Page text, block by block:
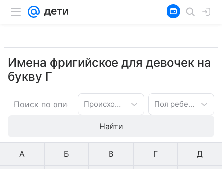
Имена фригийское для девочек на
букву Г
Происхождение имени Пол ребенка
Найти
А Б В Г Д